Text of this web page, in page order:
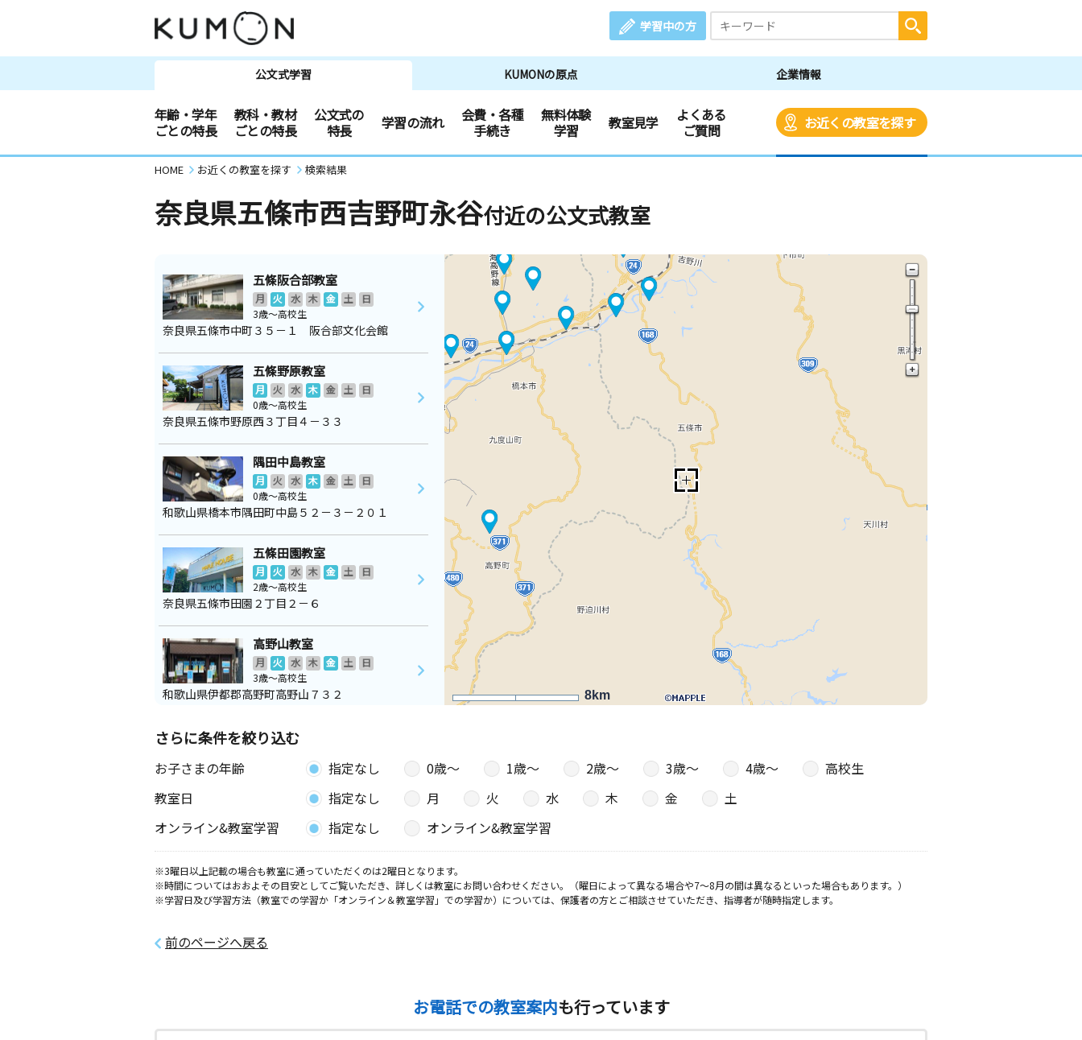
学習中の方
公文式学習 KUMONの原点 企業情報
年齢・学年
ごとの特長
教科・教材
ごとの特長
公文式の
特長
学習の流れ
会費・各種
手続き
無料体験
学習
教室見学
よくある
ご質問
お近くの教室を探す
HOME お近くの教室を探す 検索結果
奈良県五條市西吉野町永谷付近の公文式教室
8km
五條阪合部教室
月 火 水 木 金 土
日
3歳～高校生
奈良県五條市中町３５－１ 阪合部文化会館
五條野原教室
月 火 水 木 金 土
日
0歳～高校生
奈良県五條市野原西３丁目４－３３
隅田中島教室
月 火 水 木 金 土
日
0歳～高校生
和歌山県橋本市隅田町中島５２－３－２０１
五條田園教室
月 火 水 木 金 土
日
2歳～高校生
奈良県五條市田園２丁目２－６
高野山教室
月 火 水 木 金 土
日
3歳～高校生
和歌山県伊都郡高野町高野山７３２
東家教室
1歳～高校生
小峰台教室
和歌山県橋本市小峰台１丁目１９‐４
月
0歳～高校生
月 火 水 木 金 土 日
さらに条件を絞り込む
お子さまの年齢 指定なし 0歳〜 1歳〜 2歳〜 3歳〜 4歳〜
高校生
教室日
指定なし 月 火 水 木 金
土
オンライン&教室学習
指定なし オンライン&教室学習
※3曜日以上記載の場合も教室に通っていただくのは2曜日となります。
※時間についてはおおよその目安としてご覧いただき、詳しくは教室にお問い合わせください。（曜日によって異なる場合や7～8月の間は異なるといった場合もあります。）
※学習日及び学習方法（教室での学習か「オンライン＆教室学習」での学習か）については、保護者の方とご相談させていただき、指導者が随時指定します。
前のページへ戻る
お電話での教室案内も行っています